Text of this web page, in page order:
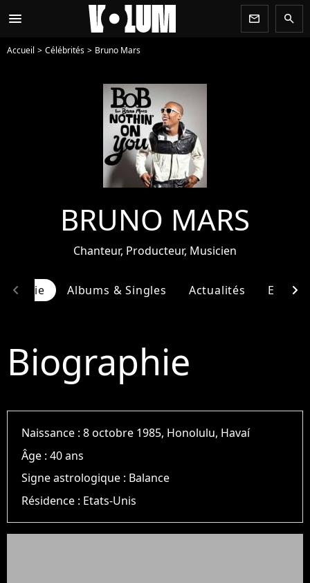
menu newsletter search
Accueil Célébrités Bruno Mars
BRUNO MARS
Chanteur, Producteur, Musicien
Albums & Singles Actualités
chevron_left chevron_right
Biographie
Naissance :8 octobre 1985, Honolulu, Havaí
Âge :40 ans
Signe astrologique : Balance
Résidence : Etats-Unis